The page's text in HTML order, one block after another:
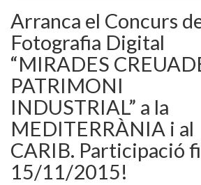
Arranca el Concurs
Fotografia Digital
“MIRADES
PATRIMONI
INDUSTRIAL” a la
MEDITERRÀNIA i al
CARIB. Participació
15/11/2015!